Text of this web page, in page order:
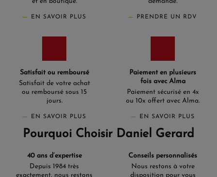
Pourquoi changer de bracelet
respirant ou plus souple selon l’usage.
Style : une montre sportive peut devenir
élégante avec un cuir ou un métal.
Durabilité: remplacez un bracelet usé et
redonnez vie à votre montre.
l’entraînement, un autre pour le bureau.
Compatibilité : choisir le bon
bracelet selon votre gamme
Lesbracelets montre Garmin
varient selon la collection et
EN SAVOIR PLUS PRENDRE UN RDV
Satisfait ou remboursé
Satisfait de votre achat
ou remboursé sous 15
jours.
EN SAVOIR PLUS
Paiement en plusieurs
fois avec Alma
Paiement sécurisé en 4x
ou 10x offert avec Alma.
EN SAVOIR PLUS
Pourquoi Choisir Daniel Gerard
40 ans d’expertise
Depuis 1984 très
exactement, nous restons
Conseils personnalisés
Nous restons à votre
disposition pour vous